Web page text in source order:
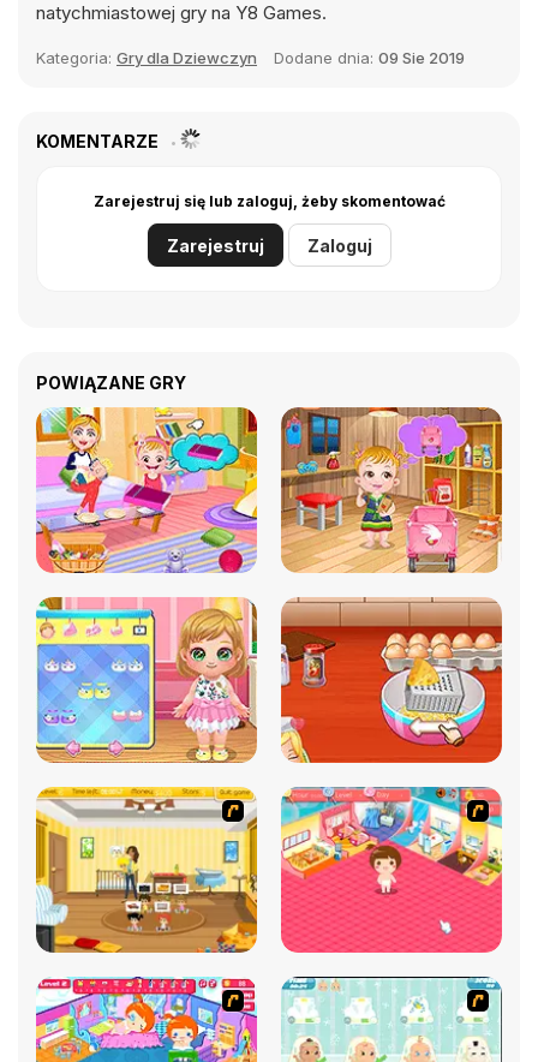
natychmiastowej gry na Y8 Games.
Kategoria: Gry dla Dziewczyn Dodane dnia: 09 Sie 2019
KOMENTARZE
Zarejestruj się lub zaloguj, żeby skomentować
Zarejestruj Zaloguj
POWIĄZANE GRY